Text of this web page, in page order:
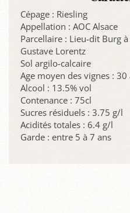
Cépage : Riesling
Appellation : AOC Alsace
Parcellaire : Lieu-dit Burg
Gustave Lorentz
Sol argilo-calcaire
Age moyen des vignes : 30
Alcool : 13.5% vol
Contenance : 75cl
Sucres résiduels : 3.75 g/l
Acidités totales : 6.4 g/l
Garde : entre 5 à 7 ans